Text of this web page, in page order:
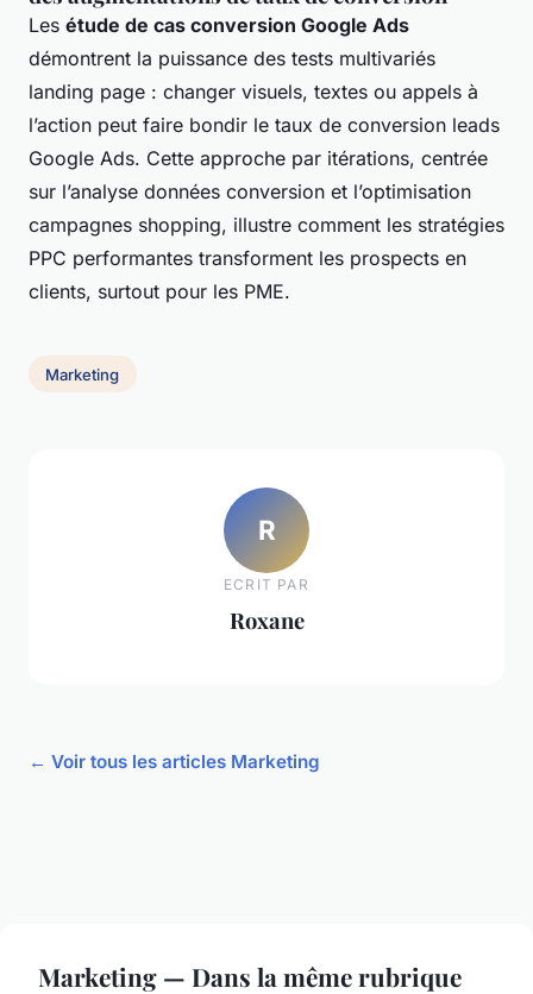
Les étude de cas conversion Google Ads
démontrent la puissance des tests multivariés
landing page : changer visuels, textes ou appels à
l’action peut faire bondir le taux de conversion leads
Google Ads. Cette approche par itérations, centrée
sur l’analyse données conversion et l’optimisation
campagnes shopping, illustre comment les stratégies
PPC performantes transforment les prospects en
clients, surtout pour les PME.
Marketing
R
ECRIT PAR
Roxane
← Voir tous les articles Marketing
Marketing — Dans la même rubrique